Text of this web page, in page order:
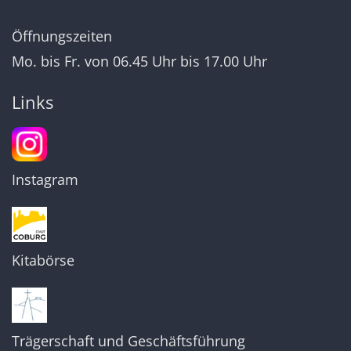
Öffnungszeiten
Mo. bis Fr. von 06.45 Uhr bis 17.00 Uhr
Links
Instagram
Kitabörse
Trägerschaft und Geschäftsführung